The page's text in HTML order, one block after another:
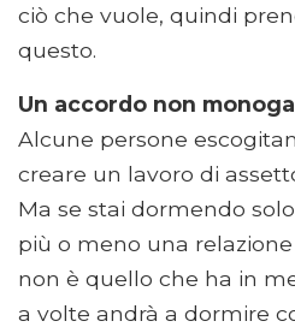
ciò che vuole, quindi
questo.
Un accordo non
Alcune persone
creare un lavoro di
Ma se stai dormendo
più o meno una
non è quello che ha in
a volte andrà a dormire